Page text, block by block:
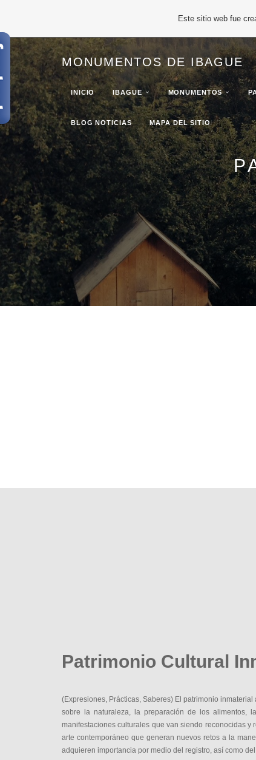
MONUMENTOS DE IBAGUE
INICIO IBAGUE MONUMENTOS
BLOG NOTICIAS MAPA DEL SITIO
Patrimonio Cultural
(Expresiones, Prácticas, Saberes) El patrimonio
sobre la naturaleza, la preparación de los alimentos,
manifestaciones culturales que van siendo reconocidas
arte contemporáneo que generan nuevos retos a la
adquieren importancia por medio del registro, así como
Este sitio web fue